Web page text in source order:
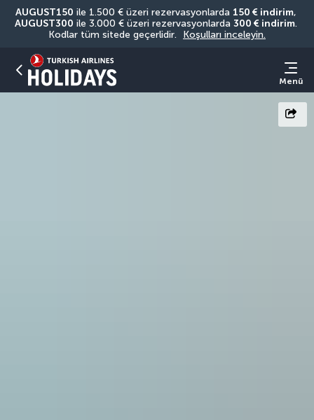
AUGUST150 ile 1.500 € üzeri rezervasyonlarda 150 € indirim
AUGUST300 ile 3.000 € üzeri rezervasyonlarda 300 € indirim.
Kodlar tüm sitede geçerlidir.
Koşulları inceleyin.
Menü